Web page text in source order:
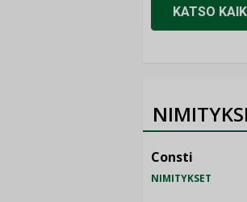
KATSO
Consti
NIMITYKSET